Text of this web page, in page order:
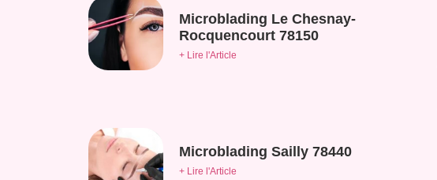
Microblading Le Chesnay-
Rocquencourt 78150
+ Lire l'Article
Microblading Sailly 78440
+ Lire l'Article